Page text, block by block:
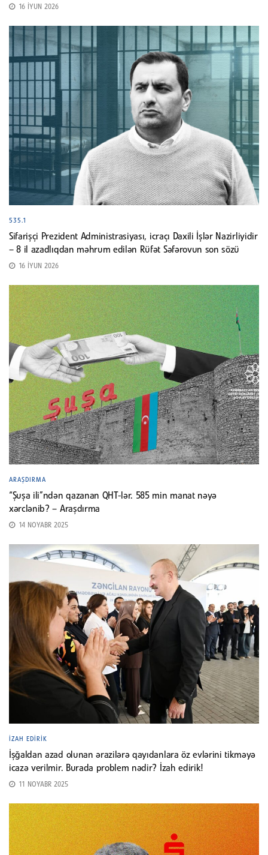
16 İYUN 2026
535.1
Sifarişçi Prezident Administrasiyası, icraçı Daxili İşlər Nazirliyidir
– 8 il azadlıqdan məhrum edilən Rüfət Səfərovun son sözü
16 İYUN 2026
ARAŞDIRMA
“Şuşa ili”ndən qazanan QHT-lər. 585 min manat nəyə
xərclənib? – Araşdırma
14 NOYABR 2025
İZAH EDIRIK
İşğaldan azad olunan ərazilərə qayıdanlara öz evlərini tikməyə
icazə verilmir. Burada problem nədir? İzah edirik!
11 NOYABR 2025